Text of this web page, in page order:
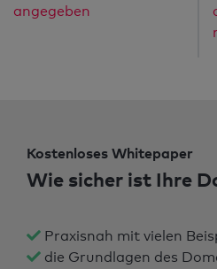
angegeben
Kostenloses Whitepaper
Wie sicher ist Ihre
Praxisnah mit vielen
die Grundlagen des